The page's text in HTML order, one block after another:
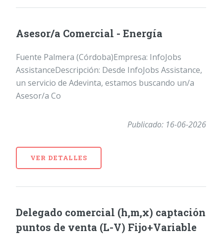
Asesor/a Comercial - Energía
Fuente Palmera (Córdoba)Empresa: InfoJobs
AssistanceDescripción: Desde InfoJobs Assistance,
un servicio de Adevinta, estamos buscando un/a
Asesor/a Co
Publicado: 16-06-2026
VER DETALLES
Delegado comercial (h,m,x) captación
puntos de venta (L-V) Fijo+Variable